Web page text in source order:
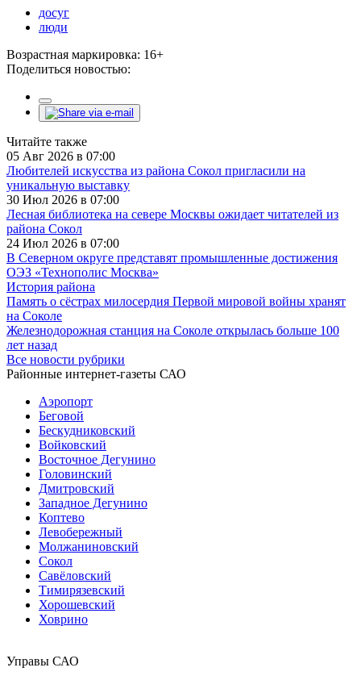
досуг
люди
Возрастная маркировка: 16+
Поделиться новостью:
Читайте также
05 Авг 2026 в 07:00
Любителей искусства из района Сокол пригласили на
уникальную выставку
30 Июл 2026 в 07:00
Лесная библиотека на севере Москвы ожидает читателей из
района Сокол
24 Июл 2026 в 07:00
В Северном округе представят промышленные достижения
ОЭЗ «Технополис Москва»
История района
Память о сёстрах милосердия Первой мировой войны хранят
на Соколе
Железнодорожная станция на Соколе открылась больше 100
лет назад
Все новости рубрики
Районные интернет-газеты САО
Аэропорт
Беговой
Бескудниковский
Войковский
Восточное Дегунино
Головинский
Дмитровский
Западное Дегунино
Коптево
Левобережный
Молжаниновский
Сокол
Савёловский
Тимирязевский
Хорошевский
Ховрино
Управы САО